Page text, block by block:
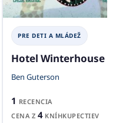
PRE DETI A MLÁDEŽ
Hotel Winterhouse
Ben Guterson
1 RECENCIA
CENA Z 4KNÍHKUPECTIEV